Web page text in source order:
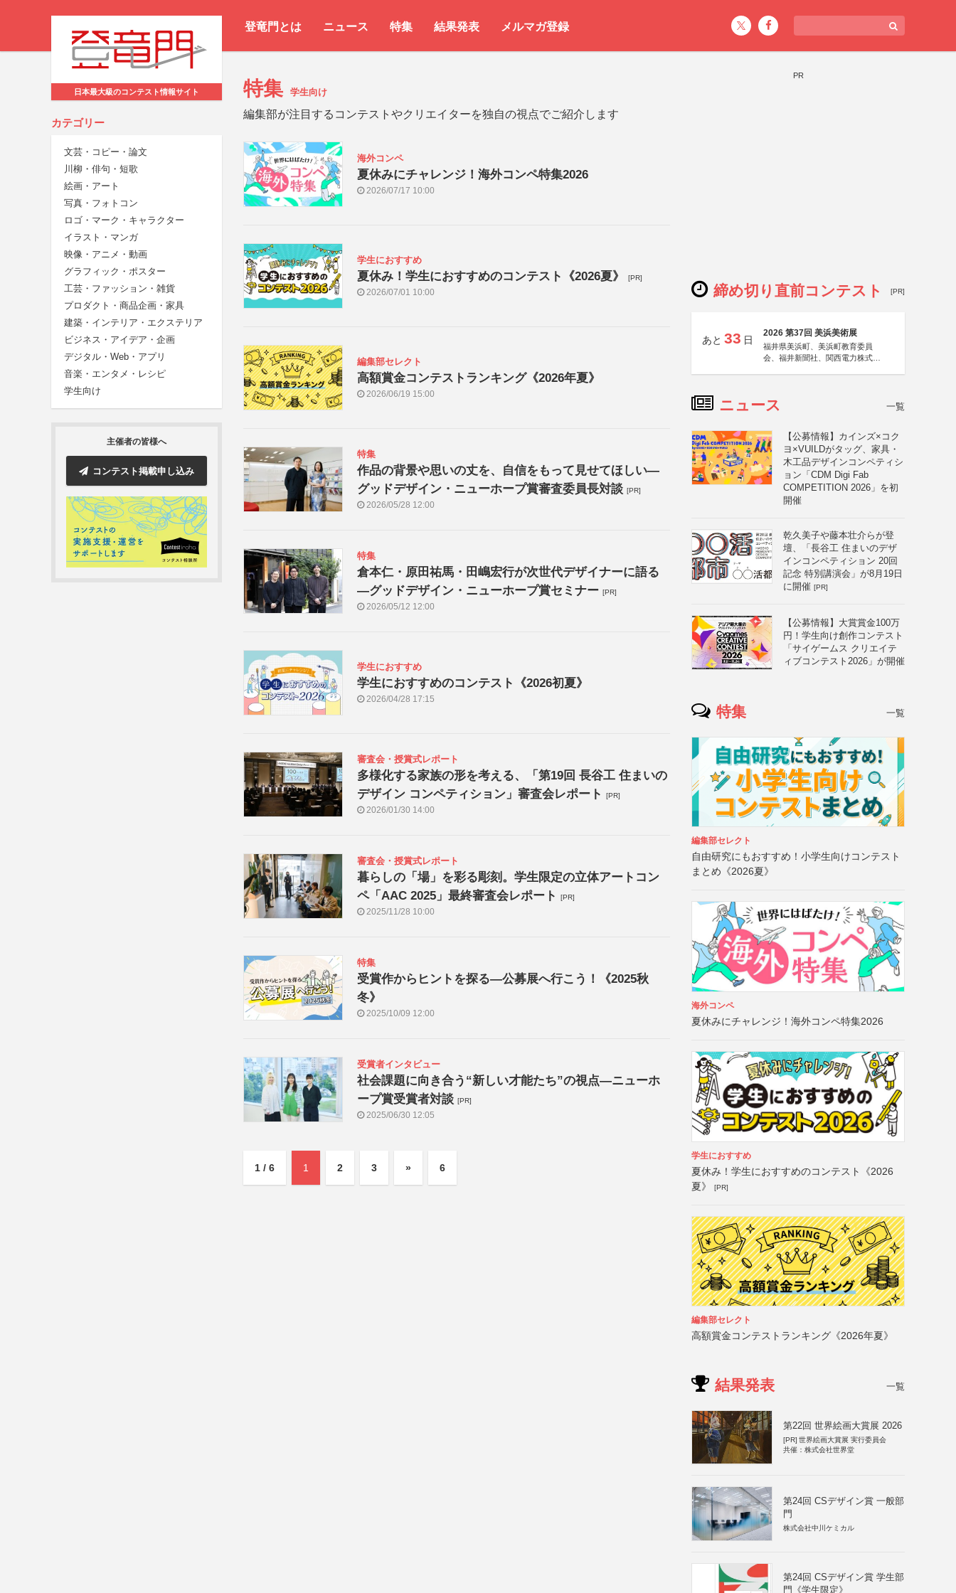
登竜門とは ニュース 特集 結果発表 メルマガ登録
日本最大級のコンテスト情報サイト
カテゴリー
文芸・コピー・論文
川柳・俳句・短歌
絵画・アート
写真・フォトコン
ロゴ・マーク・キャラクター
イラスト・マンガ
映像・アニメ・動画
グラフィック・ポスター
工芸・ファッション・雑貨
プロダクト・商品企画・家具
建築・インテリア・エクステリア
ビジネス・アイデア・企画
デジタル・Web・アプリ
音楽・エンタメ・レシピ
学生向け
主催者の皆様へ
コンテスト掲載申し込み
特集 学生向け
編集部が注目するコンテストやクリエイターを独自の視点でご紹介します
海外コンペ
夏休みにチャレンジ！海外コンペ特集2026
2026/07/17 10:00
学生におすすめ
夏休み！学生におすすめのコンテスト《2026夏》 [PR]
2026/07/01 10:00
編集部セレクト
高額賞金コンテストランキング《2026年夏》
2026/06/19 15:00
特集
作品の背景や思いの丈を、自信をもって見せてほしい―
グッドデザイン・ニューホープ賞審査委員長対談 [PR]
2026/05/28 12:00
特集
倉本仁・原田祐馬・田嶋宏行が次世代デザイナーに語る
―グッドデザイン・ニューホープ賞セミナー [PR]
2026/05/12 12:00
学生におすすめ
学生におすすめのコンテスト《2026初夏》
2026/04/28 17:15
審査会・授賞式レポート
多様化する家族の形を考える、「第19回 長谷工 住まいの
デザイン コンペティション」審査会レポート
[PR]
2026/01/30 14:00
審査会・授賞式レポート
暮らしの「場」を彩る彫刻。学生限定の立体アートコン
ペ「AAC 2025」最終審査会レポート
[PR]
2025/11/28 10:00
特集
受賞作からヒントを探る―公募展へ行こう！《2025秋
冬》
2025/10/09 12:00
受賞者インタビュー
社会課題に向き合う“新しい才能たち”の視点―ニューホ
ープ賞受賞者対談 [PR]
2025/06/30 12:05
1 / 6 1 2 3 » 6
PR
締め切り直前コンテスト [PR]
あと 33 日
2026 第37回 美浜美術展
福井県美浜町、美浜町教育委員
会、福井新聞社、関西電力株式会
ニュース 一覧
【公募情報】カインズ×コク
ヨ×VUILDがタッグ、家具・
木工品デザインコンペティシ
ョン「CDM Digi Fab
COMPETITION 2026」を初
開催
乾久美子や藤本壮介らが登
壇、「長谷工 住まいのデザ
インコンペティション 20回
記念 特別講演会」が8月19日
に開催 [PR]
【公募情報】大賞賞金100万
円！学生向け創作コンテスト
「サイゲームス クリエイテ
ィブコンテスト2026」が開催
特集 一覧
編集部セレクト
自由研究にもおすすめ！小学生向けコンテスト
まとめ《2026夏》
海外コンペ
夏休みにチャレンジ！海外コンペ特集2026
学生におすすめ
夏休み！学生におすすめのコンテスト《2026
夏》
[PR]
編集部セレクト
高額賞金コンテストランキング《2026年夏》
結果発表 一覧
第22回 世界絵画大賞展 2026
[PR] 世界絵画大賞展 実行委員会
共催：株式会社世界堂
第24回 CSデザイン賞 一般部
門
株式会社中川ケミカル
第24回 CSデザイン賞 学生部
門《学生限定》